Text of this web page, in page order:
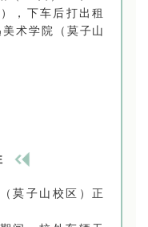
，下车后打出租
术学院（莫子山
莫子山校区）正